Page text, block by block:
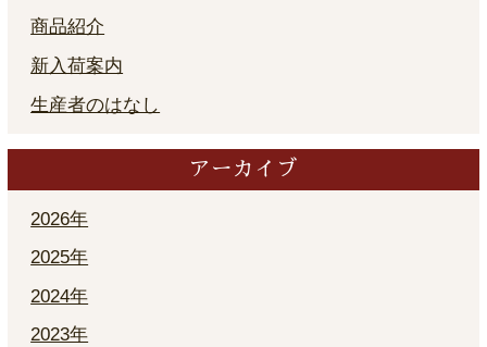
商品紹介
新入荷案内
生産者のはなし
アーカイブ
2026年
2025年
2024年
2023年